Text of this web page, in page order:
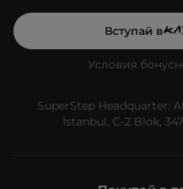
Вступай в
Условия
SuperStep Headquarter:
İstanbul, C-2 Blok,